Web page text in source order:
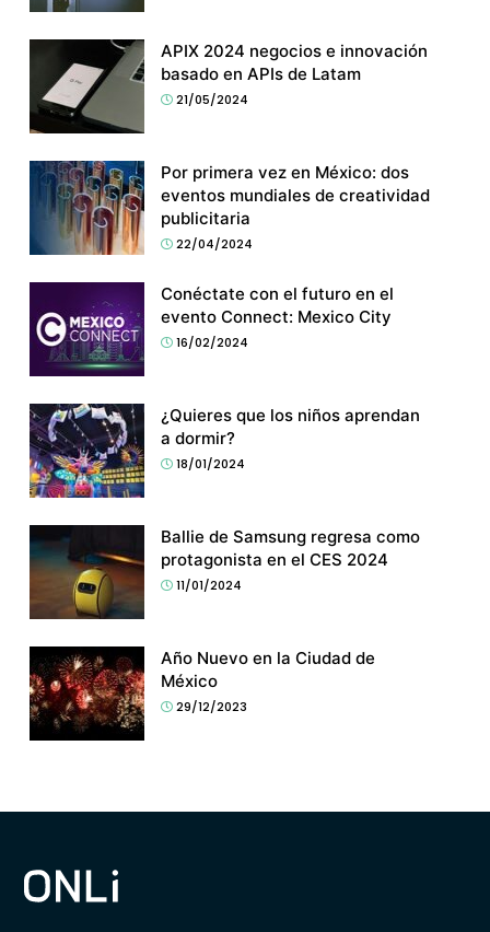
APIX 2024 negocios e innovación
basado en APIs de Latam
21/05/2024
Por primera vez en México: dos
eventos mundiales de creatividad
publicitaria
22/04/2024
Conéctate con el futuro en el
evento Connect: Mexico City
16/02/2024
¿Quieres que los niños aprendan
a dormir?
18/01/2024
Ballie de Samsung regresa como
protagonista en el CES 2024
11/01/2024
Año Nuevo en la Ciudad de
México
29/12/2023